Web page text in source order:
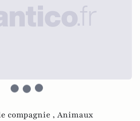
compagnie , Animaux